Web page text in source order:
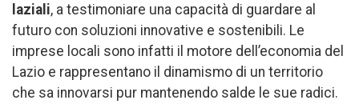
laziali, a testimoniare una capacità di guardare al
futuro con soluzioni innovative e sostenibili. Le
imprese locali sono infatti il motore dell’economia del
Lazio e rappresentano il dinamismo di un territorio
che sa innovarsi pur mantenendo salde le sue radici.